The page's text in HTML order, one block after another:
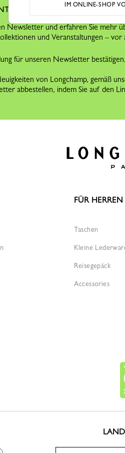
Newsletter und erfahren Sie mehr
und Veranstaltungen – vor
für unseren Newsletter
von Longchamp, gemäß
abbestellen, indem Sie auf den
FÜR HERREN
Taschen
Kleine
Reisegepäck
Accessories
IM ONLINE-SHOP